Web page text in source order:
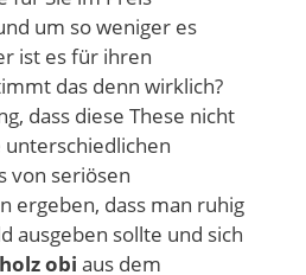
um so weniger es
ist es für ihren
das denn wirklich?
dass diese These nicht
von seriösen
ergeben, dass man ruhig
ausgeben sollte und sich
obi aus dem